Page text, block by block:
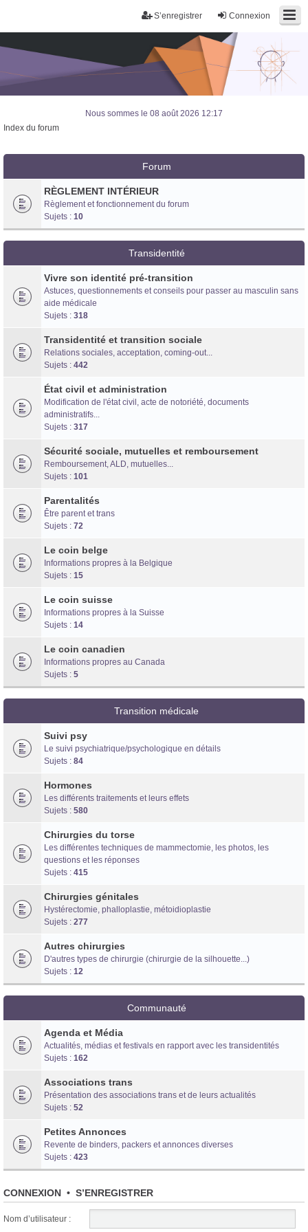
Connexion
S’enregistrer
Trans District
Forum d'information sur les transidentités masculines FtM/FtX/Ft*
Nous sommes le 08 août 2026 12:17
Index du forum
Forum
RÈGLEMENT INTÉRIEUR
Règlement et fonctionnement du forum
Sujets : 10
Transidentité
Vivre son identité pré-transition
Astuces, questionnements et conseils pour passer au masculin sans
aide médicale
Sujets : 318
Transidentité et transition sociale
Relations sociales, acceptation, coming-out...
Sujets : 442
État civil et administration
Modification de l'état civil, acte de notoriété, documents
administratifs...
Sujets : 317
Sécurité sociale, mutuelles et remboursement
Remboursement, ALD, mutuelles...
Sujets : 101
Parentalités
Être parent et trans
Sujets : 72
Le coin belge
Informations propres à la Belgique
Sujets : 15
Le coin suisse
Informations propres à la Suisse
Sujets : 14
Le coin canadien
Informations propres au Canada
Sujets : 5
Transition médicale
Suivi psy
Le suivi psychiatrique/psychologique en détails
Sujets : 84
Hormones
Les différents traitements et leurs effets
Sujets : 580
Chirurgies du torse
Les différentes techniques de mammectomie, les photos, les
questions et les réponses
Sujets : 415
Chirurgies génitales
Hystérectomie, phalloplastie, métoidioplastie
Sujets : 277
Autres chirurgies
D'autres types de chirurgie (chirurgie de la silhouette...)
Sujets : 12
Communauté
Agenda et Média
Actualités, médias et festivals en rapport avec les transidentités
Sujets : 162
Associations trans
Présentation des associations trans et de leurs actualités
Sujets : 52
Petites Annonces
Revente de binders, packers et annonces diverses
Sujets : 423
CONNEXION • S’ENREGISTRER
Nom d’utilisateur :